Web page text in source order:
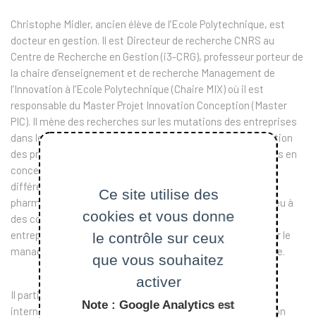
Christophe Midler, ancien élève de l’Ecole Polytechnique, est
docteur en gestion. Il est Directeur de recherche CNRS au
Centre de Recherche en Gestion (i3-CRG), professeur porteur de
la chaire d’enseignement et de recherche Management de
l’Innovation à l’Ecole Polytechnique (Chaire MIX) où il est
responsable du Master Projet Innovation Conception (Master
PIC). Il mène des recherches sur les mutations des entreprises
dans le domaine des stratégies d’innovation, de l’organisation
des projets, de la R&D et des coopérations inter­entreprises en
conception, en confrontant les dynamiques de secteurs
différents : automobile, bâtiment, chimie, électronique,
pharmacie, start­up high tech… Ces recherches donnent lieu à
des collaborations étroites et dans la durée avec les
entreprises. L’un de ses axes de recherche actuel porte sur le
management des projets de mobilité automobile électrique.
Il participe à plusieurs réseaux académiques nationaux et
internationaux : Cercle de l’Entreprise, ParisTech Innovation
Ce site utilise des
cookies et vous donne
le contrôle sur ceux
que vous souhaitez
activer
Note : Google Analytics est